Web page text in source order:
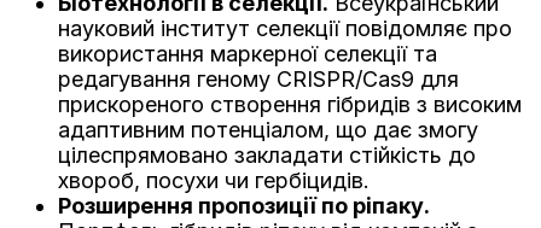
науковий інститут селекції повідомляє про
використання маркерної селекції та
редагування геному CRISPR/Cas9 для
прискореного створення гібридів з високим
адаптивним потенціалом, що дає змогу
цілеспрямовано закладати стійкість до
хвороб, посухи чи гербіцидів.
Розширення пропозиції по ріпаку.